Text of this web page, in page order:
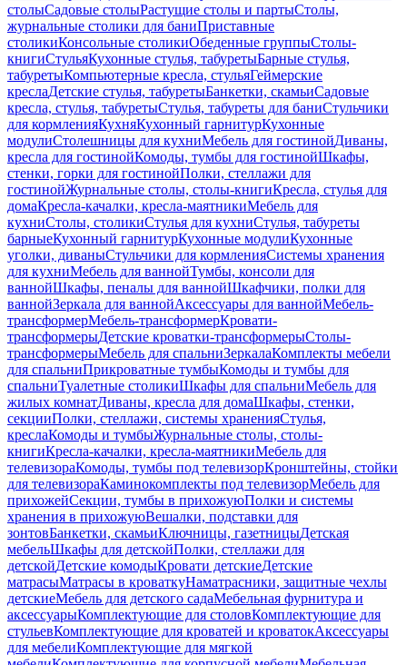
столыСадовые столыРастущие столы и партыСтолы,
журнальные столики для баниПриставные
столикиКонсольные столикиОбеденные группыСтолы-
книгиСтульяКухонные стулья, табуретыБарные стулья,
табуретыКомпьютерные кресла, стульяГеймерские
креслаДетские стулья, табуретыБанкетки, скамьиСадовые
кресла, стулья, табуретыСтулья, табуреты для баниСтульчики
для кормленияКухняКухонный гарнитурКухонные
модулиСтолешницы для кухниМебель для гостинойДиваны,
кресла для гостинойКомоды, тумбы для гостинойШкафы,
стенки, горки для гостинойПолки, стеллажи для
гостинойЖурнальные столы, столы-книгиКресла, стулья для
домаКресла-качалки, кресла-маятникиМебель для
кухниСтолы, столикиСтулья для кухниСтулья, табуреты
барныеКухонный гарнитурКухонные модулиКухонные
уголки, диваныСтульчики для кормленияСистемы хранения
для кухниМебель для ваннойТумбы, консоли для
ваннойШкафы, пеналы для ваннойШкафчики, полки для
ваннойЗеркала для ваннойАксессуары для ваннойМебель-
трансформерМебель-трансформерКровати-
трансформерыДетские кроватки-трансформерыСтолы-
трансформерыМебель для спальниЗеркалаКомплекты мебели
для спальниПрикроватные тумбыКомоды и тумбы для
спальниТуалетные столикиШкафы для спальниМебель для
жилых комнатДиваны, кресла для домаШкафы, стенки,
секцииПолки, стеллажи, системы храненияСтулья,
креслаКомоды и тумбыЖурнальные столы, столы-
книгиКресла-качалки, кресла-маятникиМебель для
телевизораКомоды, тумбы под телевизорКронштейны, стойки
для телевизораКаминокомплекты под телевизорМебель для
прихожейСекции, тумбы в прихожуюПолки и системы
хранения в прихожуюВешалки, подставки для
зонтовБанкетки, скамьиКлючницы, газетницыДетская
мебельШкафы для детскойПолки, стеллажи для
детскойДетские комодыКровати детскиеДетские
матрасыМатрасы в кроваткуНаматрасники, защитные чехлы
детскиеМебель для детского садаМебельная фурнитура и
аксессуарыКомплектующие для столовКомплектующие для
стульевКомплектующие для кроватей и кроватокАксессуары
для мебелиКомплектующие для мягкой